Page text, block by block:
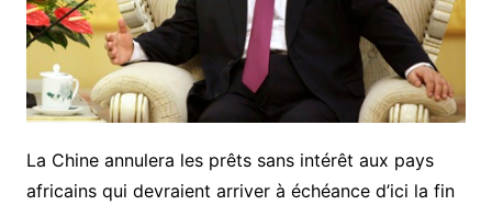
La Chine annulera les prêts sans intérêt aux pays
africains qui devraient arriver à échéance d’ici la fin